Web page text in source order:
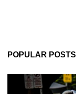
POPULAR POSTS